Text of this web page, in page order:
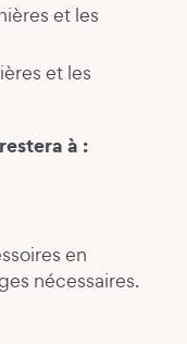
et les
et les
à :
en
nécessaires.